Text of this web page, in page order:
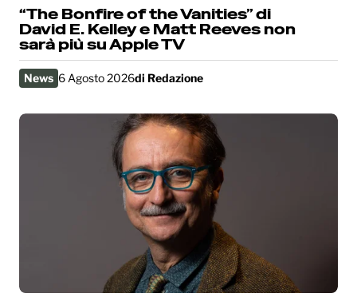
“The Bonfire of the Vanities” di
David E. Kelley e Matt Reeves non
sarà più su Apple TV
News 6 Agosto 2026di Redazione